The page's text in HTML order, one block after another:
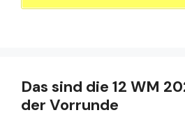
Das sind die 12 WM
der Vorrunde